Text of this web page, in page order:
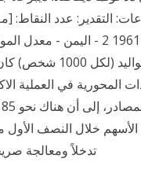
في العملية
وعدد الأسهم خلال النصف
تدخلاً ومعالجة